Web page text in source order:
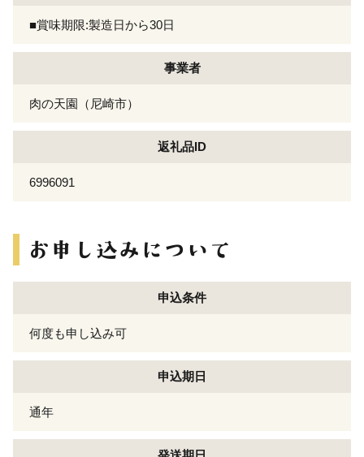
■賞味期限:製造日から30日
事業者
肉の天園（尼崎市）
返礼品ID
6996091
申込条件
何度も申し込み可
申込期日
通年